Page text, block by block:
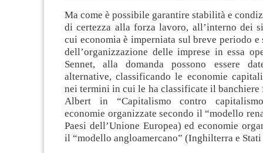
Ma come è possibile garantire stabilità e
di certezza alla forza lavoro, all’interno dei
cui economia è imperniata sul breve periodo
dell’organizzazione delle imprese in essa
Sennet, alla domanda possono essere
alternative, classificando le economie
nei termini in cui le ha classificate il banchiere
Albert in “Capitalismo contro
economie organizzate secondo il “modello
Paesi dell’Unione Europea) ed economie
il “modello angloamercano” (Inghilterra e